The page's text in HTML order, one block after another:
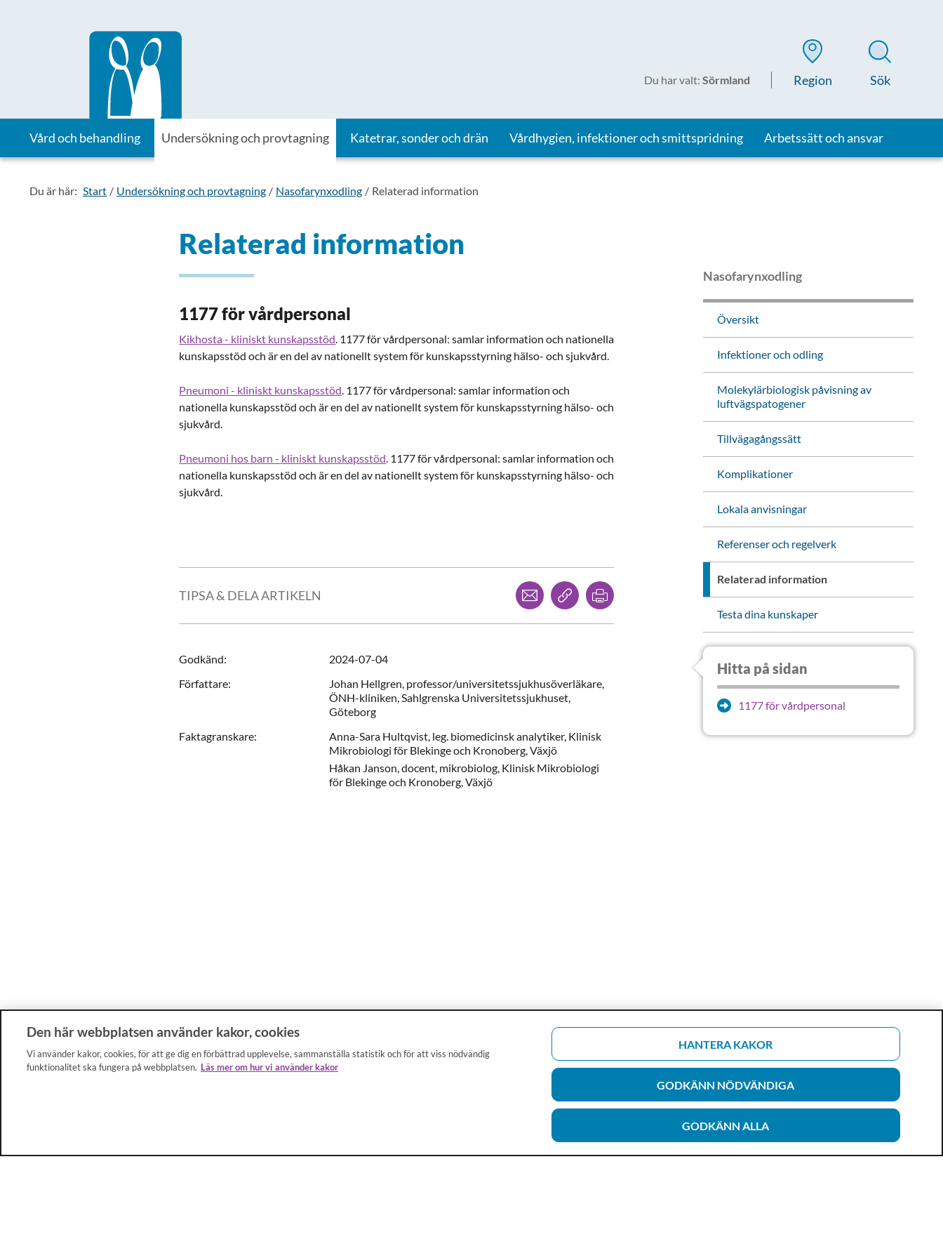
Till startsidan för Vårdhandboken
Du har valt: Sörmland Region Sök
Vård och behandling Undersökning och provtagning Katetrar, sonder och drän Vårdhygien, infektioner och smittspridning Arbetssätt och ansvar
Du är här: Start Undersökning och provtagning Nasofarynxodling Relaterad information
Relaterad information
1177 för vårdpersonal
Kikhosta - kliniskt kunskapsstöd. 1177 för vårdpersonal: samlar information och nationella
kunskapsstöd och är en del av nationellt system för kunskapsstyrning hälso- och sjukvård.
Pneumoni - kliniskt kunskapsstöd. 1177 för vårdpersonal: samlar information och
nationella kunskapsstöd och är en del av nationellt system för kunskapsstyrning hälso- och
sjukvård.
Pneumoni hos barn - kliniskt kunskapsstöd. 1177 för vårdpersonal: samlar information och
nationella kunskapsstöd och är en del av nationellt system för kunskapsstyrning hälso- och
sjukvård.
TIPSA & DELA ARTIKELN
Dela via mejlKopiera länk
Godkänd:
2024-07-04
Författare: Johan Hellgren, professor/universitetssjukhusöverläkare,
ÖNH-kliniken, Sahlgrenska Universitetssjukhuset,
Göteborg
Faktagranskare: Anna-Sara Hultqvist, leg. biomedicinsk analytiker, Klinisk
Mikrobiologi för Blekinge och Kronoberg,Växjö
Håkan Janson,docent, mikrobiolog, Klinisk Mikrobiologi
för Blekinge och Kronoberg,Växjö
Nasofarynxodling
Översikt
Infektioner och odling
Molekylärbiologisk påvisning av
luftvägspatogener
Tillvägagångssätt
Komplikationer
Lokala anvisningar
Referenser och regelverk
Relaterad information
Testa dina kunskaper
Hitta på sidan
1177 för vårdpersonal
Den här webbplatsen använder kakor, cookies
Vi använder kakor, cookies, för att ge dig en förbättrad upplevelse, sammanställa statistik och för att viss nödvändig
funktionalitet ska fungera på webbplatsen. Läs mer om hur vi använder kakor
HANTERA KAKOR
GODKÄNN NÖDVÄNDIGA
GODKÄNN ALLA